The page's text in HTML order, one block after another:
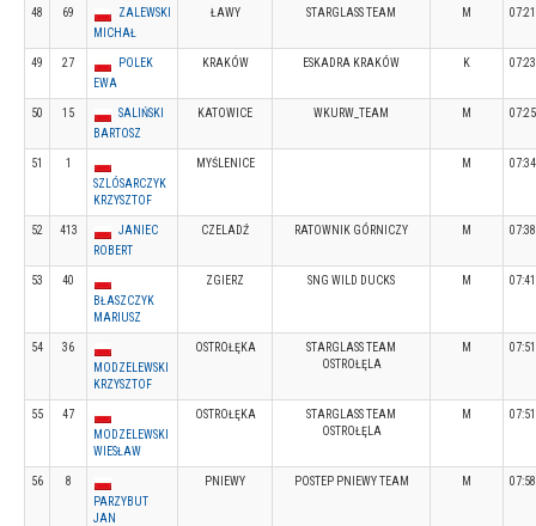
48 69
ZALEWSKI
MICHAŁ
ŁAWY STARGLASS TEAM M
49 27
POLEK
EWA
KRAKÓW ESKADRA KRAKÓW K
50 15
SALIŃSKI
BARTOSZ
KATOWICE WKURW_TEAM M
51
1
SZLÓSARCZYK
KRZYSZTOF
MYŚLENICE M
52 413
JANIEC
ROBERT
CZELADŹ RATOWNIK GÓRNICZY M
53
40
BŁASZCZYK
MARIUSZ
ZGIERZ SNG WILD DUCKS M
54
36
MODZELEWSKI
KRZYSZTOF
OSTROŁĘKA
STARGLASS TEAM
OSTROŁĘLA
M
55
47
MODZELEWSKI
WIESŁAW
OSTROŁĘKA
STARGLASS TEAM
OSTROŁĘLA
M
56
8
PARZYBUT
JAN
PNIEWY POSTEP PNIEWY TEAM M